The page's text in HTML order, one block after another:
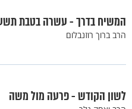
המשיח בדרך - עשרה בטבת
הרב ברוך רוזנבלום
לשון הקודש - פרעה מול משה